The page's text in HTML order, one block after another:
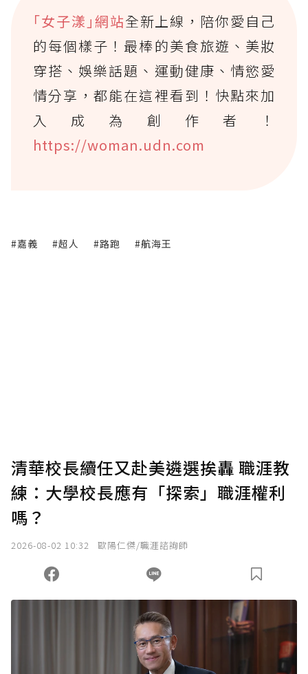
｢女子漾｣網站全新上線，陪你愛自己
的每個樣子！最棒的美食旅遊、美妝
穿搭、娛樂話題、運動健康、情慾愛
情分享，都能在這裡看到！快點來加
入成為創作者！
https://woman.udn.com
#嘉義 #超人 #路跑 #航海王
清華校長續任又赴美遴選挨轟 職涯教
練：大學校長應有「探索」職涯權利
嗎？
2026-08-02 10:32 歐陽仁傑/職涯諮詢師